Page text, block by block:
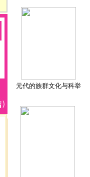
元代的族群文化与科举